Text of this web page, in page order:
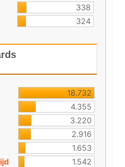
338
324
18.732
4.355
3.220
2.916
1.653
1.542